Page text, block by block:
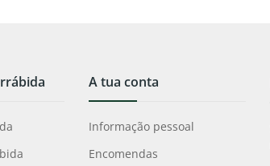
A tua conta
Informação pessoal
Encomendas